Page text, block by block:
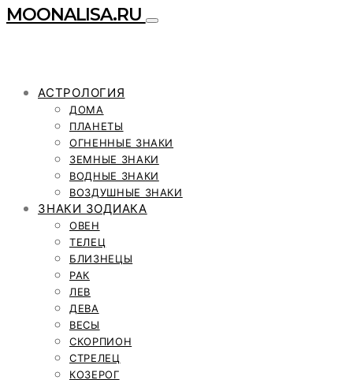
MOONALISA.RU
АСТРОЛОГИЯ
ДОМА
ПЛАНЕТЫ
ОГНЕННЫЕ ЗНАКИ
ЗЕМНЫЕ ЗНАКИ
ВОДНЫЕ ЗНАКИ
ВОЗДУШНЫЕ ЗНАКИ
ЗНАКИ ЗОДИАКА
ОВЕН
ТЕЛЕЦ
БЛИЗНЕЦЫ
РАК
ЛЕВ
ДЕВА
ВЕСЫ
СКОРПИОН
СТРЕЛЕЦ
КОЗЕРОГ